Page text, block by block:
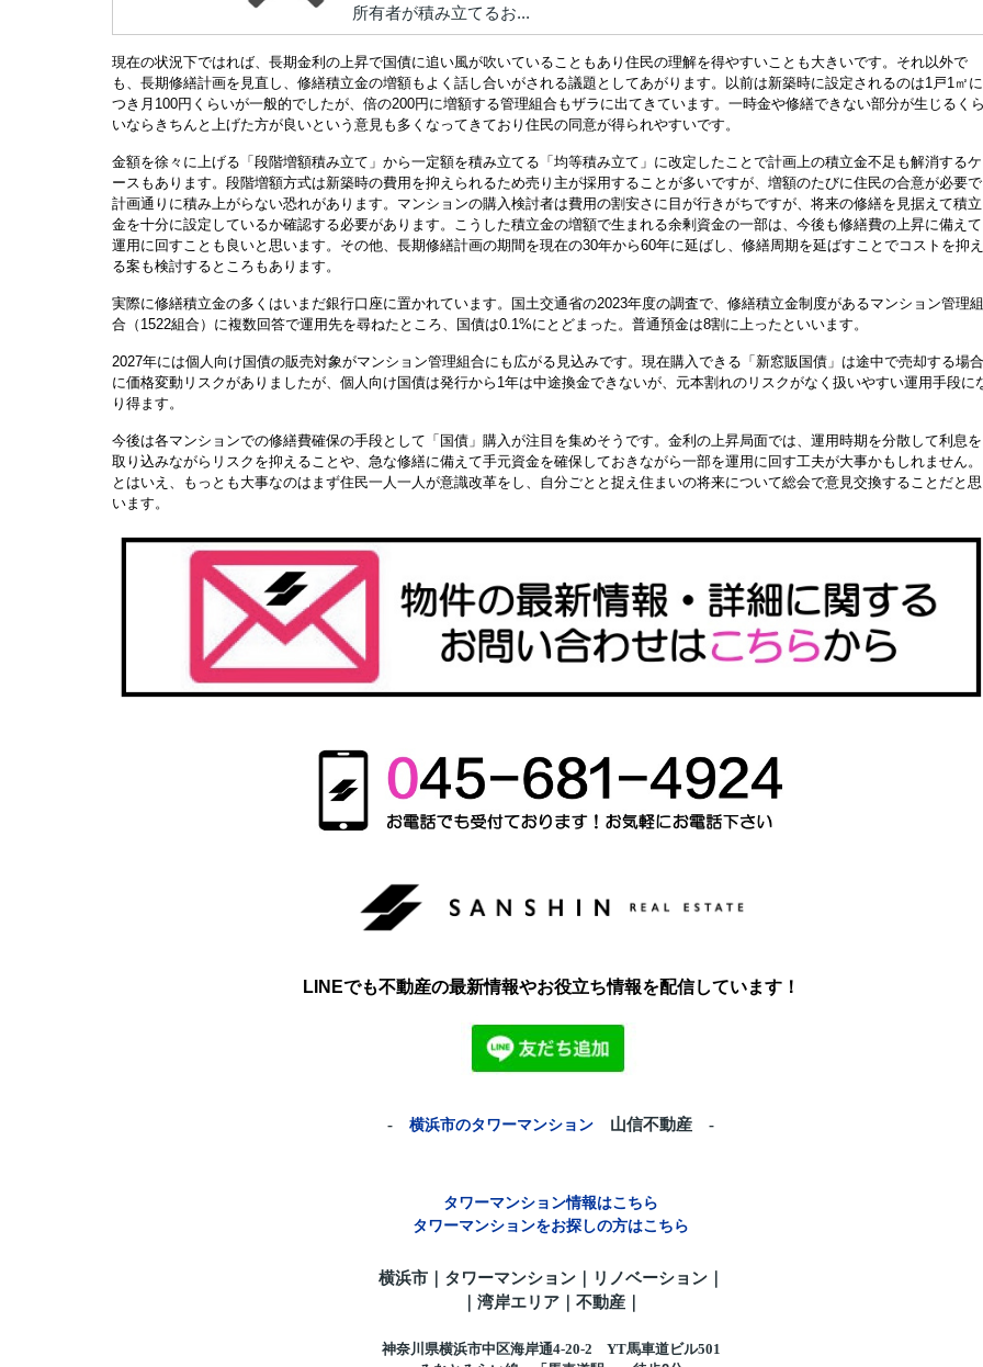
所有者が積み立てるお...
現在の状況下ではれば、長期金利の上昇で国債に追い風が吹いていることもあり住民の理解を得やすいことも大きいです。それ以外で
も、 長期修繕計画を見直し、修繕積立金の増額もよく話し合いがされる議題としてあがります。以前は新築時に設定されるのは1戸1㎡に
つき月100円くらいが一般的でしたが、倍の200円に増額する管理組合もザラに出てきています。一時金や修繕できない部分が生じるくら
いならきちんと上げた方が良いという意見も多くなってきており住民の同意が得られやすいです。
金額を徐々に上げる「段階増額積み立て」から一定額を積み立てる「均等積み立て」に改定したことで計画上の積立金不足も解消するケ
ースもあります。段階増額方式は新築時の費用を抑えられるため売り主が採用することが多いですが、増額のたびに住民の合意が必要で
計画通りに積み上がらない恐れがあります。 マンションの購入検討者は費用の割安さに目が行きがちですが、将来の修繕を見据えて積立
金を十分に設定しているか確認する必要があります。 こうした積立金の増額で生まれる余剰資金の一部は、今後も修繕費の上昇に備えて
運用に回すことも良いと思います。その他、長期修繕計画の期間を現在の30年から60年に延ばし、修繕周期を延ばすことでコストを抑え
る案も検討するところもあります。
実際に修繕積立金の多くはいまだ銀行口座に置かれています。国土交通省の2023年度の調査で、修繕積立金制度があるマンション管理組
合（1522組合）に複数回答で運用先を尋ねたところ、国債は0.1%にとどまった。普通預金は8割に上ったといいます。
2027年には個人向け国債の販売対象がマンション管理組合にも広がる見込みです。現在購入できる「新窓販国債」は途中で売却する場合
に価格変動リスクがありましたが、個人向け国債は発行から1年は中途換金できないが、元本割れのリスクがなく扱いやすい運用手段に
り得ます。
今後は各マンションでの修繕費確保の手段として「国債」購入が注目を集めそうです。金利の上昇局面では、運用時期を分散して利息を
取り込みながらリスクを抑えることや、急な修繕に備えて手元資金を確保しておきながら一部を運用に回す工夫が大事かもしれません。
とはいえ、もっとも大事なのはまず住民一人一人が意識改革をし、自分ごとと捉え住まいの将来について総会で意見交換することだと思
います。
LINEでも不動産の最新情報やお役立ち情報を配信しています！
- 横浜市のタワーマンション 山信不動産 -
タワーマンション情報はこちら
タワーマンションをお探しの方はこちら
横浜市｜タワーマンション｜リノベーション｜
湾岸エリア｜不動産｜
神奈川県横浜市中区海岸通4-20-2 YT馬車道ビル501